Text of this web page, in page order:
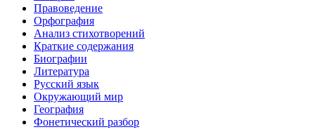
Правоведение
Орфография
Анализ стихотворений
Краткие содержания
Биографии
Литература
Русский язык
Окружающий мир
География
Фонетический разбор